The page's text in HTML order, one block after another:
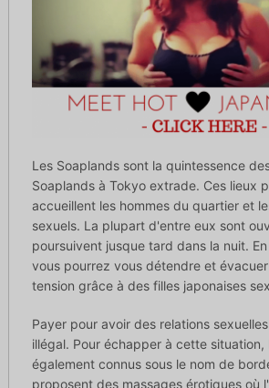
Les Soaplands sont la quintessence
Soaplands à Tokyo extrade. Ces lieux
accueillent les hommes du quartier et
sexuels. La plupart d'entre eux sont
poursuivent jusque tard dans la nuit.
vous pourrez vous détendre et
tension grâce à des filles japonaises
Payer pour avoir des relations
illégal. Pour échapper à cette situation,
également connus sous le nom de
proposent des massages érotiques où